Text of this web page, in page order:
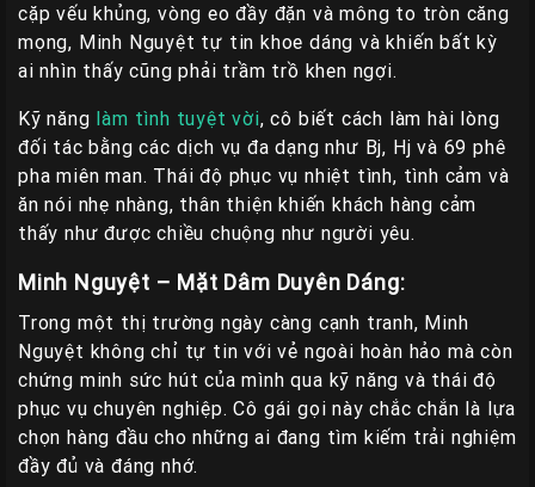
Liên
Hệ
Gái
Gọi
Huế
cặp vếu khủng, vòng eo đầy đặn và mông to tròn căng
mọng, Minh Nguyệt tự tin khoe dáng và khiến bất kỳ
ai nhìn thấy cũng phải trầm trồ khen ngợi.
Kỹ năng làm tình tuyệt vời, cô biết cách làm hài lòng
đối tác bằng các dịch vụ đa dạng như Bj, Hj và 69 phê
pha miên man. Thái độ phục vụ nhiệt tình, tình cảm và
ăn nói nhẹ nhàng, thân thiện khiến khách hàng cảm
thấy như được chiều chuộng như người yêu.
Minh Nguyệt – Mặt Dâm Duyên Dáng:
Trong một thị trường ngày càng cạnh tranh, Minh
Nguyệt không chỉ tự tin với vẻ ngoài hoàn hảo mà còn
chứng minh sức hút của mình qua kỹ năng và thái độ
phục vụ chuyên nghiệp. Cô gái gọi này chắc chắn là lựa
chọn hàng đầu cho những ai đang tìm kiếm trải nghiệm
đầy đủ và đáng nhớ.